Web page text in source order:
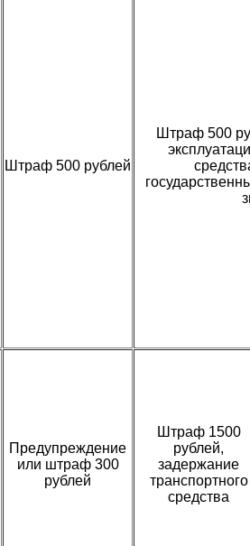
Штраф 500 рублей
Штраф 500
Предупреждение
или штраф 300
рублей
Штраф 1500
рублей,
задержание
транспортного
средства